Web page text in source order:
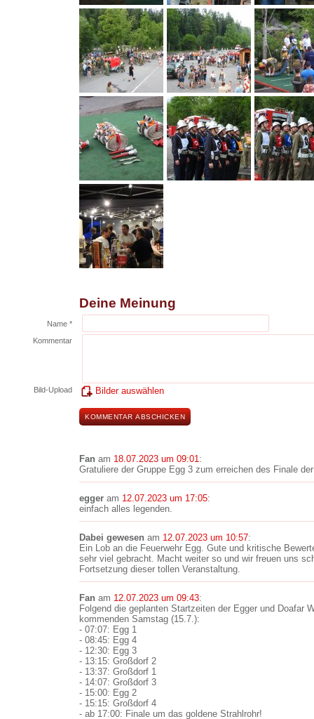
Deine Meinung
Name *
Kommentar
Bild-Upload Bilder auswählen
Fan am 18.07.2023 um 09:01:
Gratuliere der Gruppe Egg 3 zum erreichen des Finale
egger am 12.07.2023 um 17:05:
einfach alles legenden.
Dabei gewesen am 12.07.2023 um 10:57:
Ein Lob an die Feuerwehr Egg. Gute und kritische
sehr viel gebracht. Macht weiter so und wir freuen uns
Fortsetzung dieser tollen Veranstaltung.
Fan am 12.07.2023 um 09:43:
Folgend die geplanten Startzeiten der Egger und Doafar
kommenden Samstag (15.7.):
- 07:07: Egg 1
- 08:45: Egg 4
- 12:30: Egg 3
- 13:15: Großdorf 2
- 13:37: Großdorf 1
- 14:07: Großdorf 3
- 15:00: Egg 2
- 15:15: Großdorf 4
- ab 17:00: Finale um das goldene Strahlrohr!